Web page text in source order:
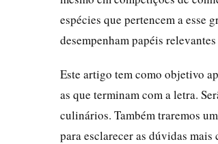
espécies que pertencem a esse
desempenham papéis
Este artigo tem como objetivo
as que terminam com a letra.
culinários. Também traremos
para esclarecer as dúvidas